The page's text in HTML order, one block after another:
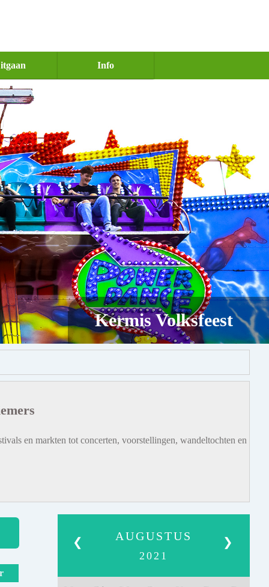
Info
Kermis Volksfeest
en markten tot concerten, voorstellingen, wandeltochten en
❮ ❯
AUGUSTUS
2021